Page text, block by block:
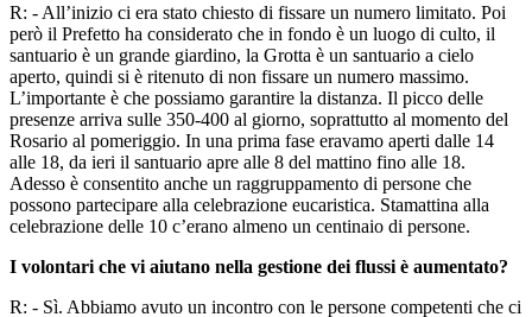
R: - All’inizio ci era stato chiesto di fissare un numero limitato. Poi
però il Prefetto ha considerato che in fondo è un luogo di culto, il
santuario è un grande giardino, la Grotta è un santuario a cielo
aperto, quindi si è ritenuto di non fissare un numero massimo.
L’importante è che possiamo garantire la distanza. Il picco delle
presenze arriva sulle 350-400 al giorno, soprattutto al momento del
Rosario al pomeriggio. In una prima fase eravamo aperti dalle 14
alle 18, da ieri il santuario apre alle 8 del mattino fino alle 18.
Adesso è consentito anche un raggruppamento di persone che
possono partecipare alla celebrazione eucaristica. Stamattina alla
celebrazione delle 10 c’erano almeno un centinaio di persone.
I volontari che vi aiutano nella gestione dei flussi è aumentato?
R: - Sì. Abbiamo avuto un incontro con le persone competenti che ci